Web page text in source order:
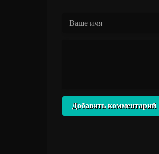
Добавить комментарий